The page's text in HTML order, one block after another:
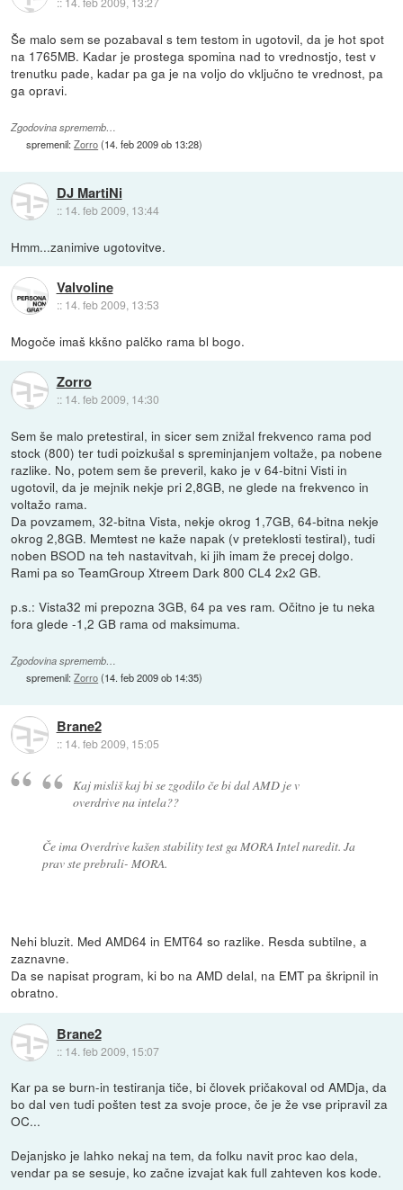
Še malo sem se pozabaval s tem testom in ugotovil, da je hot spot
na 1765MB. Kadar je prostega spomina nad to vrednostjo, test v
trenutku pade, kadar pa ga je na voljo do vključno te vrednost, pa
ga opravi.
Zgodovina sprememb…
spremenil:Zorro(14. feb 2009 ob 13:28)
DJ MartiNi
:: 14. feb 2009, 13:44
Hmm...zanimive ugotovitve.
Valvoline
:: 14. feb 2009, 13:53
Mogoče imaš kkšno palčko rama bl bogo.
Zorro
:: 14. feb 2009, 14:30
Sem še malo pretestiral, in sicer sem znižal frekvenco rama pod
stock (800) ter tudi poizkušal s spreminjanjem voltaže, pa nobene
razlike. No, potem sem še preveril, kako je v 64-bitni Visti in
ugotovil, da je mejnik nekje pri 2,8GB, ne glede na frekvenco in
voltažo rama.
Da povzamem, 32-bitna Vista, nekje okrog 1,7GB, 64-bitna nekje
okrog 2,8GB. Memtest ne kaže napak (v preteklosti testiral), tudi
noben BSOD na teh nastavitvah, ki jih imam že precej dolgo.
Rami pa so TeamGroup Xtreem Dark 800 CL4 2x2 GB.
p.s.: Vista32 mi prepozna 3GB, 64 pa ves ram. Očitno je tu neka
fora glede -1,2 GB rama od maksimuma.
Zgodovina sprememb…
spremenil:Zorro(14. feb 2009 ob 14:35)
Brane2
:: 14. feb 2009, 15:05
Kaj misliš kaj bi se zgodilo če bi dal AMD je v
overdrive na intela??
Če ima Overdrive kašen stability test ga MORA Intel naredit. Ja
prav ste prebrali- MORA.
Nehi bluzit. Med AMD64 in EMT64 so razlike. Resda subtilne, a
zaznavne.
Da se napisat program, ki bo na AMD delal, na EMT pa škripnil in
obratno.
Brane2
:: 14. feb 2009, 15:07
Kar pa se burn-in testiranja tiče, bi človek pričakoval od AMDja, da
bo dal ven tudi pošten test za svoje proce, če je že vse pripravil za
OC...
Dejanjsko je lahko nekaj na tem, da folku navit proc kao dela,
vendar pa se sesuje, ko začne izvajat kak full zahteven kos kode.